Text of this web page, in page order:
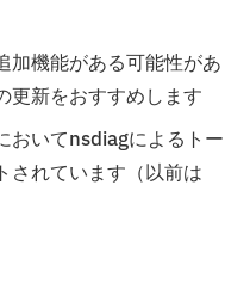
加機能がある可能性があ
更新をおすすめします
おいてnsdiagによるトー
されています（以前は